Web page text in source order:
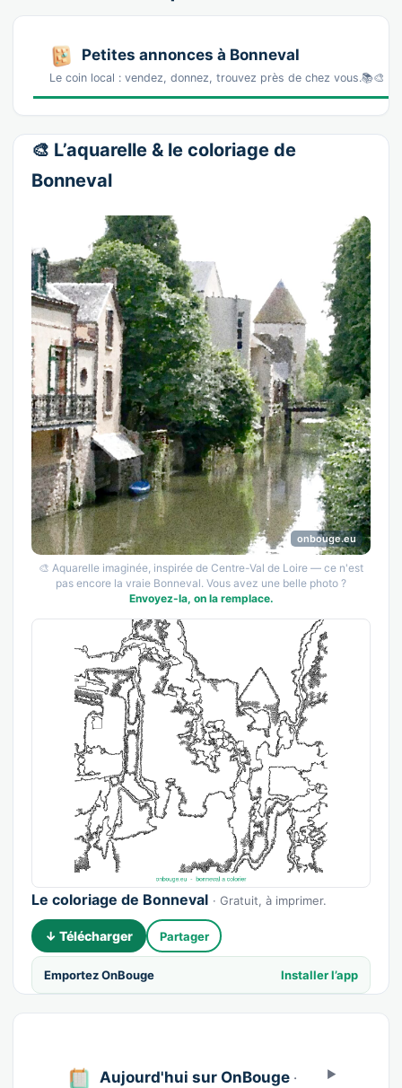
Petites annonces à Bonneval
Le coin local : vendez, donnez, trouvez près de chez vous.📚🎨
🎨 L’aquarelle & le coloriage de
Bonneval
onbouge.eu
🎨 Aquarelle imaginée, inspirée de Centre-Val de Loire — ce n'est
pas encore la vraie Bonneval. Vous avez une belle photo ?
Envoyez-la, on la remplace.
Le coloriage de Bonneval · Gratuit, à imprimer.
↓ Télécharger Partager
Emportez OnBouge Installer l’app
Aujourd'hui sur OnBouge ·